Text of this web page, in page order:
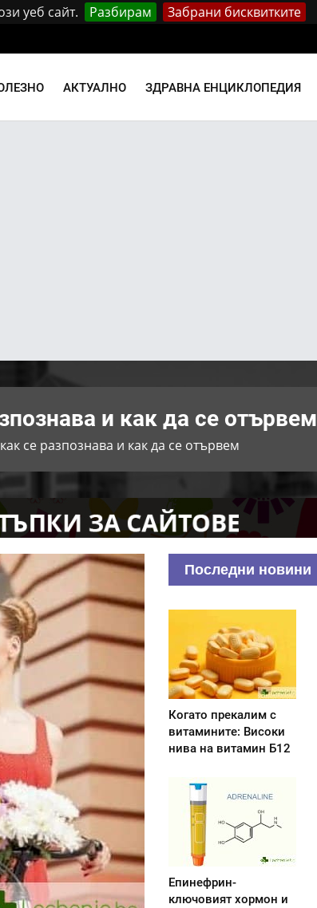
уеб сайт. Разбирам Забрани бисквитките
АКТУАЛНО ЗДРАВНА ЕНЦИКЛОПЕДИЯ
и как да се отървем
се разпознава и как да се отървем
Последни новини
Когато прекалим с
витамините: Високи
нива на витамин Б12
Епинефрин-
ключовият хормон и